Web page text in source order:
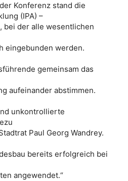
Konferenz stand die
(IPA) –
bei der alle wesentlichen
eingebunden werden.
gemeinsam das
aufeinander abstimmen.
unkontrollierte
Paul Georg Wandrey.
bereits erfolgreich bei
angewendet.“